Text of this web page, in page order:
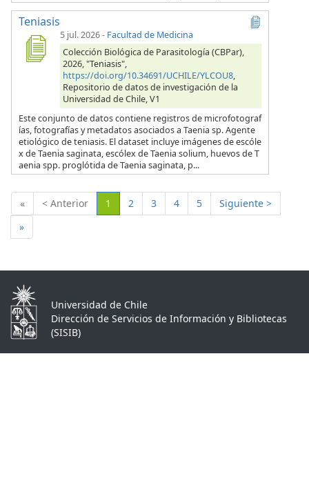
Teniasis
5 jul. 2026- Facultad de Medicina
Colección Biológica de Parasitología (CBPar),
2026, "Teniasis",
https://doi.org/10.34691/UCHILE/YLCOU8,
Repositorio de datos de investigación de la
Universidad de Chile, V1
Este conjunto de datos contiene registros de microfotograf
ías, fotografías y metadatos asociados a Taenia sp. Agente
etiológico de teniasis. El dataset incluye imágenes de escóle
x de Taenia saginata, escólex de Taenia solium, huevos de T
aenia spp. proglótida de Taenia saginata, p...
« < Anterior 1 (Actual)
2 3 4 5
Siguiente >
»
Universidad de Chile
Dirección de Servicios de Información y Bibliotecas
(SISIB)